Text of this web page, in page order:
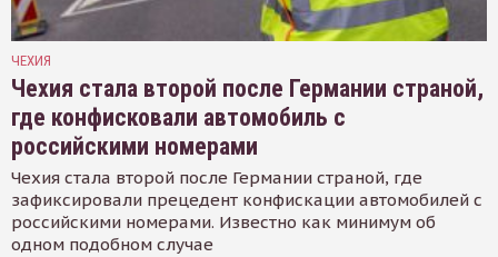
ЧЕХИЯ
Чехия стала второй после Германии страной,
где конфисковали автомобиль с
российскими номерами
Чехия стала второй после Германии страной, где
зафиксировали прецедент конфискации автомобилей с
российскими номерами. Известно как минимум об
одном подобном случае